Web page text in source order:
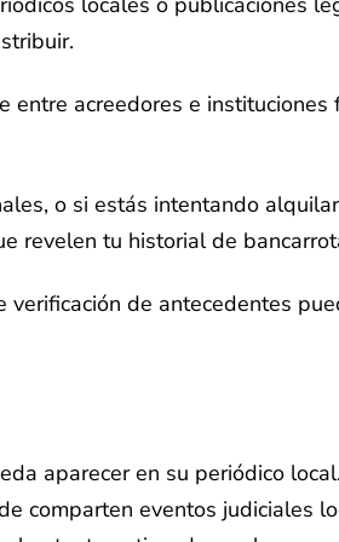
acreedores e instituciones
o si estás intentando
revelen tu historial de
de antecedentes
aparecer en su periódico
comparten eventos judiciales